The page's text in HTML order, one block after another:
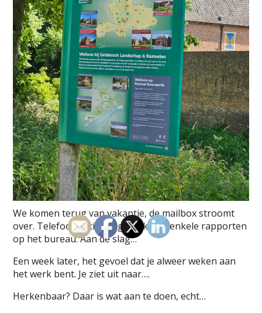
We komen terug van vakantie, de mailbox stroomt
over. Telefoonnotities liggen klaar, enkele rapporten
op het bureau. Aan de slag…
Een week later, het gevoel dat je alweer weken aan
het werk bent. Je ziet uit naar….
Herkenbaar? Daar is wat aan te doen, echt…